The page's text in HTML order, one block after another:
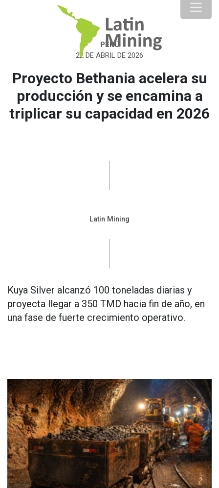
PERÚ
22 DE ABRIL DE 2026
Proyecto Bethania acelera su
producción y se encamina a
triplicar su capacidad en 2026
Latin Mining
Kuya Silver alcanzó 100 toneladas diarias y
proyecta llegar a 350 TMD hacia fin de año, en
una fase de fuerte crecimiento operativo.